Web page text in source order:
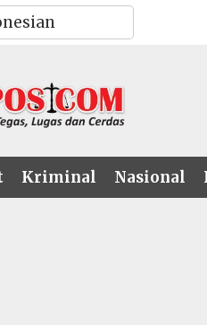
Kriminal Nasional